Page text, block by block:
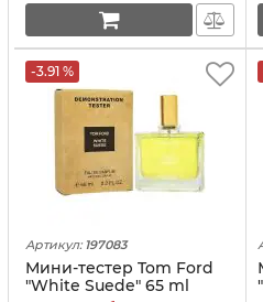
-3.91 %
Артикул: 197083
Мини-тестер Tom Ford
"White Suede" 65 ml